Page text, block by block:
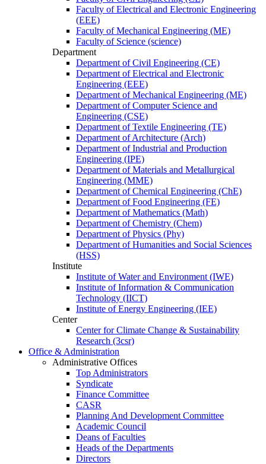
Faculty of Electrical and Electronic Engineering
(EEE)
Faculty of Mechanical Engineering (ME)
Faculty of Science (science)
Department
Department of Civil Engineering (CE)
Department of Electrical and Electronic
Engineering (EEE)
Department of Mechanical Engineering (ME)
Department of Computer Science and
Engineering (CSE)
Department of Textile Engineering (TE)
Department of Architecture (Arch)
Department of Industrial and Production
Engineering (IPE)
Department of Materials and Metallurgical
Engineering (MME)
Department of Chemical Engineering (ChE)
Department of Food Engineering (FE)
Department of Mathematics (Math)
Department of Chemistry (Chem)
Department of Physics (Phy)
Department of Humanities and Social Sciences
(HSS)
Institute
Institute of Water and Environment (IWE)
Institute of Information & Communication
Technology (IICT)
Institute of Energy Engineering (IEE)
Center
Center for Climate Change & Sustainability
Research (3csr)
Office & Administration
Administrative Offices
Top Administrators
Syndicate
Finance Committee
CASR
Planning And Development Committee
Academic Council
Deans of Faculties
Heads of the Departments
Directors